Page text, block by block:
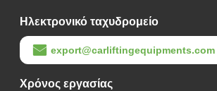
Ηλεκτρονικό ταχυδρομείο
export@carliftingequipments.com
Χρόνος εργασίας